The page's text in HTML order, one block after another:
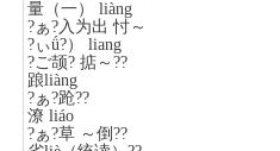
量（一） liàng
?ぁ?入为出 忖～
?ぃǘ?） liang
?ご颉? 掂～??
踉liàng
?ぁ?跄??
潦 liáo
?ぁ?草 ～倒??